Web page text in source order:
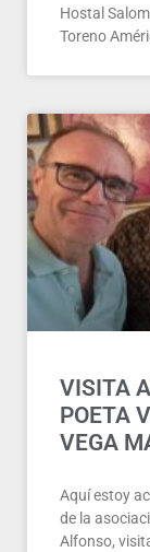
Hostal
Toreno
VISITA
POETA
VEGA
Aquí estoy
de la
Alfonso,